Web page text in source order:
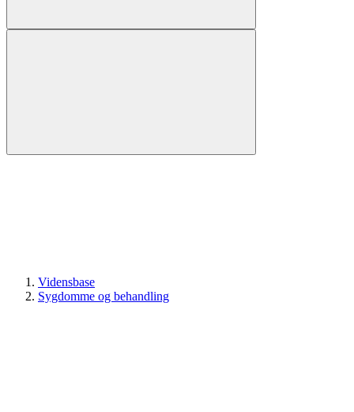
Vidensbase
Sygdomme og behandling